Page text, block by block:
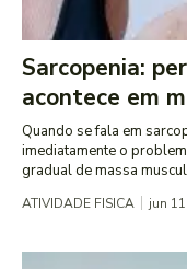
Sarcopenia:
acontece em
Quando se fala em
imediatamente o
gradual de massa
ATIVIDADE FISICA jun